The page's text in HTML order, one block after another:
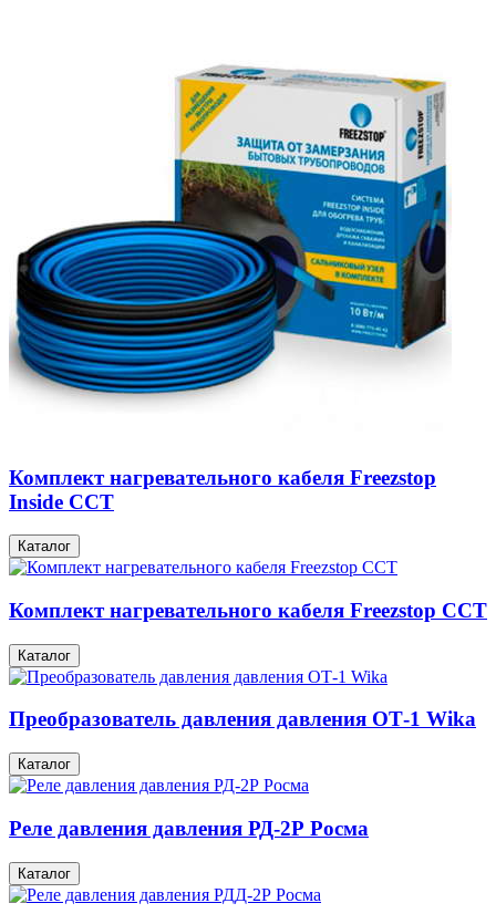
Комплект нагревательного кабеля Freezstop
Inside ССТ
Каталог
Комплект нагревательного кабеля Freezstop ССТ
Каталог
Преобразователь давления давления ОТ-1 Wika
Каталог
Реле давления давления РД-2Р Росма
Каталог